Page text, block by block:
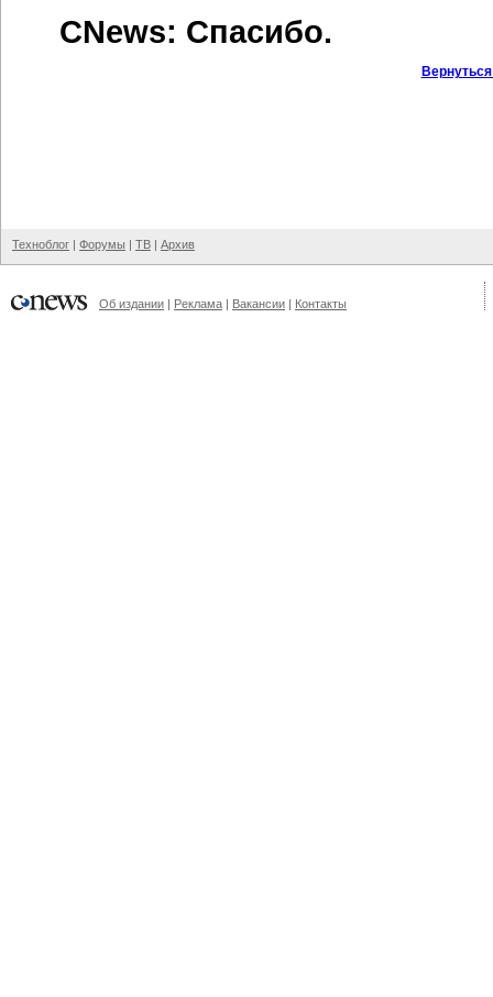
CNews: Спасибо.
Техноблог | Форумы | ТВ | Архив
Об издании | Реклама | Вакансии | Контакты